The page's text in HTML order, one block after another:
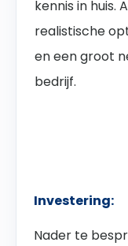
kennis in huis.
realistische
en een groot
bedrijf.
Investering:
Nader te